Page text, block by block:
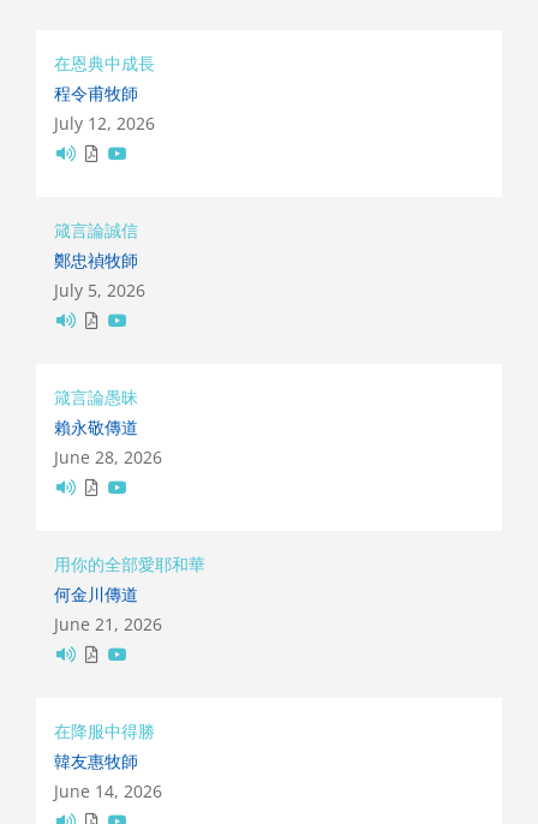
在恩典中成長
程令甫牧師
July 12, 2026
箴言論誠信
鄭忠禎牧師
July 5, 2026
箴言論愚昧
賴永敬傳道
June 28, 2026
用你的全部愛耶和華
何金川傳道
June 21, 2026
在降服中得勝
韓友惠牧師
June 14, 2026